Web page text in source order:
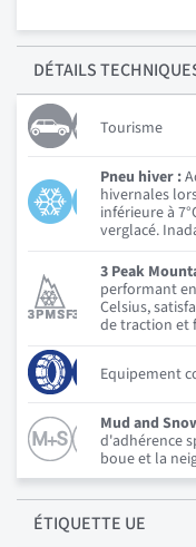
DÉTAILS
Tourisme
Pneu hiver :
hivernales
inférieure à
verglacé.
3 Peak
performant
Celsius,
de traction et
Equipement
Mud and
d'adhérence
boue et la
ÉTIQUETTE UE